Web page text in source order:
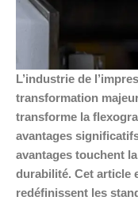
L’industrie de
transformation
transforme la
avantages
avantages touchent
durabilité. Cet article
redéfinissent les